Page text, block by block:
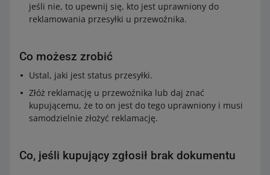
jeśli nie, to upewnij się, kto jest uprawniony do
reklamowania przesyłki u przewoźnika.
Co możesz zrobić
Ustal, jaki jest status przesyłki.
Złóż reklamację u przewoźnika lub daj znać
kupującemu, że to on jest do tego uprawniony i musi
samodzielnie złożyć reklamację.
Co, jeśli kupujący zgłosił brak dokumentu